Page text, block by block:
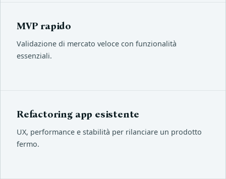
MVP rapido
Validazione di mercato veloce con funzionalità
essenziali.
Refactoring app esistente
UX, performance e stabilità per rilanciare un prodotto
fermo.